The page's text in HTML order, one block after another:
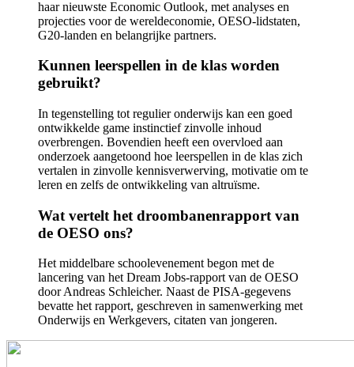
haar nieuwste Economic Outlook, met analyses en
projecties voor de wereldeconomie, OESO-lidstaten,
G20-landen en belangrijke partners.
Kunnen leerspellen in de klas worden
gebruikt?
In tegenstelling tot regulier onderwijs kan een goed
ontwikkelde game instinctief zinvolle inhoud
overbrengen. Bovendien heeft een overvloed aan
onderzoek aangetoond hoe leerspellen in de klas zich
vertalen in zinvolle kennisverwerving, motivatie om te
leren en zelfs de ontwikkeling van altruïsme.
Wat vertelt het droombanenrapport van
de OESO ons?
Het middelbare schoolevenement begon met de
lancering van het Dream Jobs-rapport van de OESO
door Andreas Schleicher. Naast de PISA-gegevens
bevatte het rapport, geschreven in samenwerking met
Onderwijs en Werkgevers, citaten van jongeren.